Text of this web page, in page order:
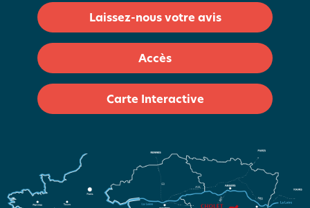
Laissez-nous votre avis
Accès
Carte Interactive